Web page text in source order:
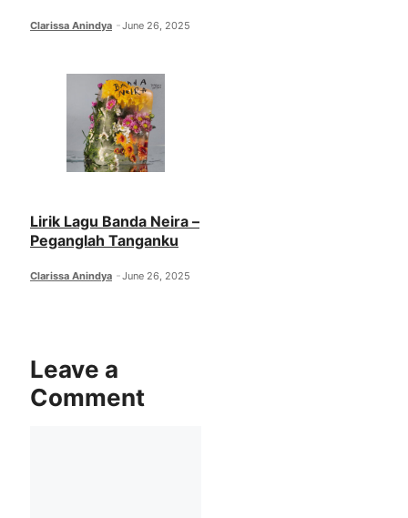
Clarissa Anindya June 26, 2025
Lirik Lagu Banda Neira –
Peganglah Tanganku
Clarissa Anindya June 26, 2025
Leave a
Comment